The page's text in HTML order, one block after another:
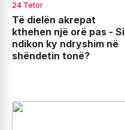
24 Tetor
Të dielën akrepat
kthehen një orë pas - Si
ndikon ky ndryshim në
shëndetin tonë?